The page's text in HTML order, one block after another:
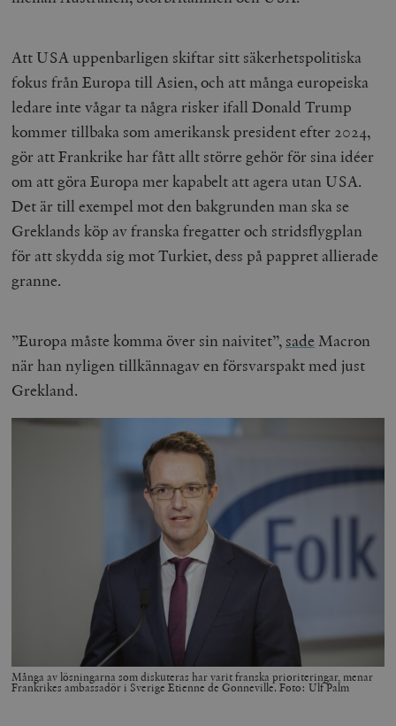
Att USA uppenbarligen skiftar sitt säkerhetspolitiska
fokus från Europa till Asien, och att många europeiska
ledare inte vågar ta några risker ifall Donald Trump
kommer tillbaka som amerikansk president efter 2024,
gör att Frankrike har fått allt större gehör för sina idéer
om att göra Europa mer kapabelt att agera utan USA.
Det är till exempel mot den bakgrunden man ska se
Greklands köp av franska fregatter och stridsflygplan
för att skydda sig mot Turkiet, dess på pappret allierade
granne.
”Europa måste komma över sin naivitet”, sade Macron
när han nyligen tillkännagav en försvarspakt med just
Grekland.
Många av lösningarna som diskuteras har varit franska prioriteringar, menar
Frankrikes ambassadör i Sverige Etienne de Gonneville. Foto: Ulf Palm